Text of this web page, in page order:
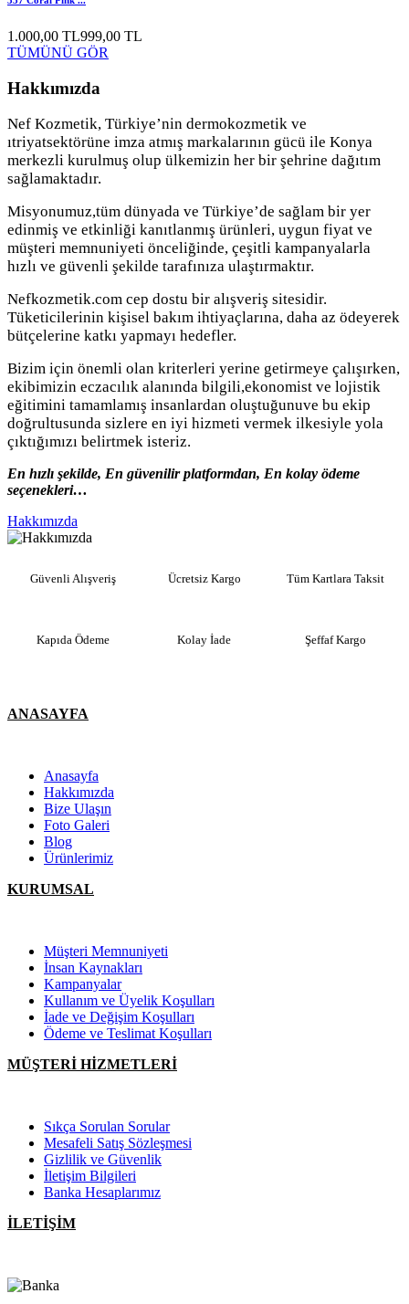
1.000,00 TL999,00 TL
TÜMÜNÜ GÖR
Hakkımızda
Nef Kozmetik, Türkiye’nin dermokozmetik ve
ıtriyatsektörüne imza atmış markalarının gücü ile Konya
merkezli kurulmuş olup ülkemizin her bir şehrine dağıtım
sağlamaktadır.
Misyonumuz,tüm dünyada ve Türkiye’de sağlam bir yer
edinmiş ve etkinliği kanıtlanmış ürünleri, uygun fiyat ve
müşteri memnuniyeti önceliğinde, çeşitli kampanyalarla
hızlı ve güvenli şekilde tarafınıza ulaştırmaktır.
Nefkozmetik.com cep dostu bir alışveriş sitesidir.
Tüketicilerinin kişisel bakım ihtiyaçlarına, daha az ödeyerek
bütçelerine katkı yapmayı hedefler.
Bizim için önemli olan kriterleri yerine getirmeye çalışırken,
ekibimizin eczacılık alanında bilgili,ekonomist ve lojistik
eğitimini tamamlamış insanlardan oluştuğunuve bu ekip
doğrultusunda sizlere en iyi hizmeti vermek ilkesiyle yola
çıktığımızı belirtmek isteriz.
En hızlı şekilde, En güvenilir platformdan, En kolay ödeme
seçenekleri…
Hakkımızda
Güvenli Alışveriş Ücretsiz Kargo Tüm Kartlara Taksit
Kapıda Ödeme Kolay İade Şeffaf Kargo
ANASAYFA
Anasayfa
Hakkımızda
Bize Ulaşın
Foto Galeri
Blog
Ürünlerimiz
KURUMSAL
Müşteri Memnuniyeti
İnsan Kaynakları
Kampanyalar
Kullanım ve Üyelik Koşulları
İade ve Değişim Koşulları
Ödeme ve Teslimat Koşulları
MÜŞTERİ HİZMETLERİ
Sıkça Sorulan Sorular
Mesafeli Satış Sözleşmesi
Gizlilik ve Güvenlik
İletişim Bilgileri
Banka Hesaplarımız
İLETİŞİM